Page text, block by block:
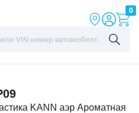
0
KANN аэр Ароматная